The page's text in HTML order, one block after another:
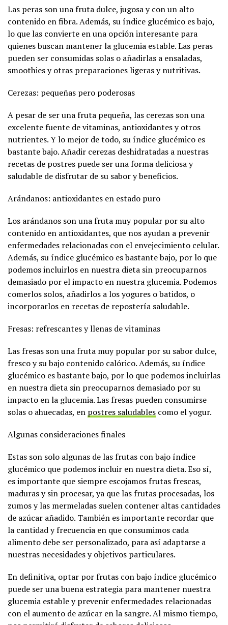
Las peras son una fruta dulce, jugosa y con un alto
contenido en fibra. Además, su índice glucémico es bajo,
lo que las convierte en una opción interesante para
quienes buscan mantener la glucemia estable. Las peras
pueden ser consumidas solas o añadirlas a ensaladas,
smoothies y otras preparaciones ligeras y nutritivas.
Cerezas: pequeñas pero poderosas
A pesar de ser una fruta pequeña, las cerezas son una
excelente fuente de vitaminas, antioxidantes y otros
nutrientes. Y lo mejor de todo, su índice glucémico es
bastante bajo. Añadir cerezas deshidratadas a nuestras
recetas de postres puede ser una forma deliciosa y
saludable de disfrutar de su sabor y beneficios.
Arándanos: antioxidantes en estado puro
Los arándanos son una fruta muy popular por su alto
contenido en antioxidantes, que nos ayudan a prevenir
enfermedades relacionadas con el envejecimiento celular.
Además, su índice glucémico es bastante bajo, por lo que
podemos incluirlos en nuestra dieta sin preocuparnos
demasiado por el impacto en nuestra glucemia. Podemos
comerlos solos, añadirlos a los yogures o batidos, o
incorporarlos en recetas de repostería saludable.
Fresas: refrescantes y llenas de vitaminas
Las fresas son una fruta muy popular por su sabor dulce,
fresco y su bajo contenido calórico. Además, su índice
glucémico es bastante bajo, por lo que podemos incluirlas
en nuestra dieta sin preocuparnos demasiado por su
impacto en la glucemia. Las fresas pueden consumirse
solas o ahuecadas, en postres saludables como el yogur.
Algunas consideraciones finales
Estas son solo algunas de las frutas con bajo índice
glucémico que podemos incluir en nuestra dieta. Eso sí,
es importante que siempre escojamos frutas frescas,
maduras y sin procesar, ya que las frutas procesadas, los
zumos y las mermeladas suelen contener altas cantidades
de azúcar añadido. También es importante recordar que
la cantidad y frecuencia en que consumimos cada
alimento debe ser personalizado, para así adaptarse a
nuestras necesidades y objetivos particulares.
En definitiva, optar por frutas con bajo índice glucémico
puede ser una buena estrategia para mantener nuestra
glucemia estable y prevenir enfermedades relacionadas
con el aumento de azúcar en la sangre. Al mismo tiempo,